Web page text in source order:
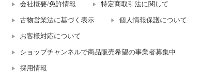
会社概要/免許情報 特定商取引法に関して
古物営業法に基づく表示 個人情報保護について
お客様対応について
ショップチャンネルで商品販売希望の事業者募集中
採用情報